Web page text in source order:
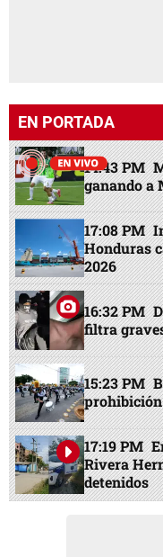
EN PORTADA
14:43 PM
ganando a
17:08 PM
Honduras
2026
16:32 PM
filtra
15:23 PM
17:19 PM
Rivera
detenidos